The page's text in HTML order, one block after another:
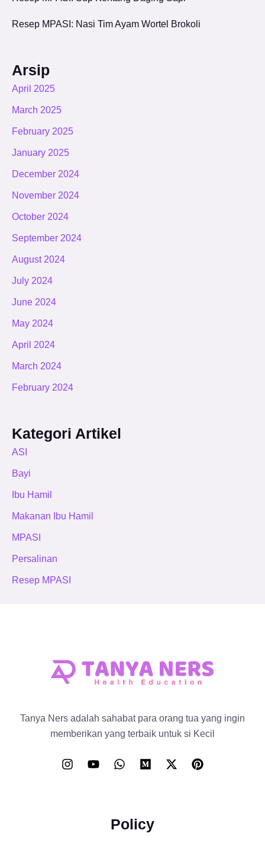
Resep MPASI: Nasi Tim Ayam Wortel Brokoli
Arsip
April 2025
March 2025
February 2025
January 2025
December 2024
November 2024
October 2024
September 2024
August 2024
July 2024
June 2024
May 2024
April 2024
March 2024
February 2024
Kategori Artikel
ASI
Bayi
Ibu Hamil
Makanan Ibu Hamil
MPASI
Persalinan
Resep MPASI
Tanya Ners adalah sahabat para orang tua yang ingin
memberikan yang terbaik untuk si Kecil
Policy